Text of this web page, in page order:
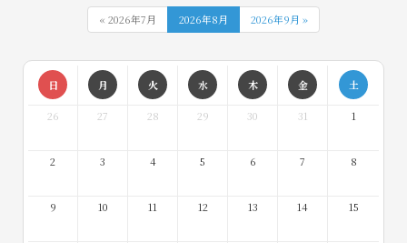
« 2026年7月 2026年8月 2026年9月 »
日 月 火 水 木 金 土
26 27 28 29 30 31 1
2 3 4 5 6 7 8
9 10 11 12 13 14 15